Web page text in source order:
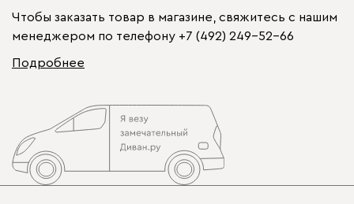
Чтобы заказать товар в магазине, свяжитесь с нашим
менеджером по телефону +7 (492) 249-52-66
Подробнее